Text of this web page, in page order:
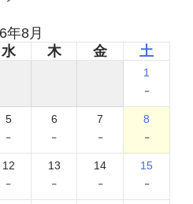
年8月
水 木 金 土
1
-
5
-
6
-
7
-
8
-
12
-
13
-
14
-
15
-